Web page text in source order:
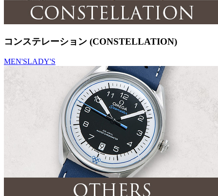
コンステレーション (CONSTELLATION)
MEN'SLADY'S